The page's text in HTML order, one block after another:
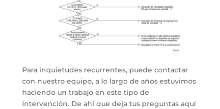
Para inquietudes recurrentes, puede contactar
con nuestro equipo, a lo largo de años estuvimos
haciendo un trabajo en este tipo de
intervención. De ahí que deja tus preguntas aquí